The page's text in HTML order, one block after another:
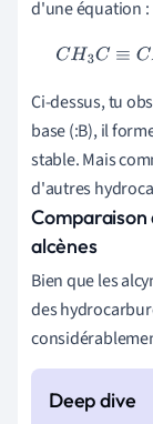
d'une équation :
C
Ci-dessus, tu
base (:B), il
stable. Mais
d'autres
Comparaison
alcènes
Bien que les
des